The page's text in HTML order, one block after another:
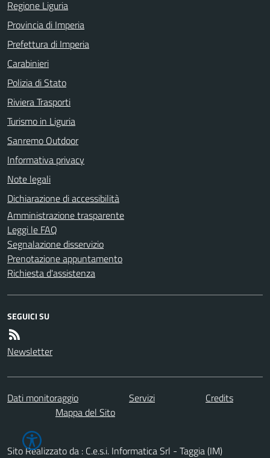
Regione Liguria
Provincia di Imperia
Prefettura di Imperia
Carabinieri
Polizia di Stato
Riviera Trasporti
Turismo in Liguria
Sanremo Outdoor
Informativa privacy
Note legali
Dichiarazione di accessibilità
Amministrazione trasparente
Leggi le FAQ
Segnalazione disservizio
Prenotazione appuntamento
Richiesta d'assistenza
SEGUICI SU
Newsletter
Dati monitoraggio Servizi
Credits
Mappa del Sito
Sito Realizzato da : C.e.s.i. Informatica Srl - Taggia (IM)